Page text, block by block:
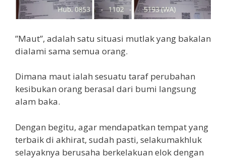
”Maut”, adalah satu situasi mutlak yang bakalan
dialami sama semua orang.
Dimana maut ialah sesuatu taraf perubahan
kesibukan orang berasal dari bumi langsung
alam baka.
Dengan begitu, agar mendapatkan tempat yang
terbaik di akhirat, sudah pasti, selakumakhluk
selayaknya berusaha berkelakuan elok dengan